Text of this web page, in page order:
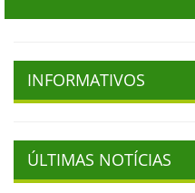
INFORMATIVOS
ÚLTIMAS NOTÍCIAS